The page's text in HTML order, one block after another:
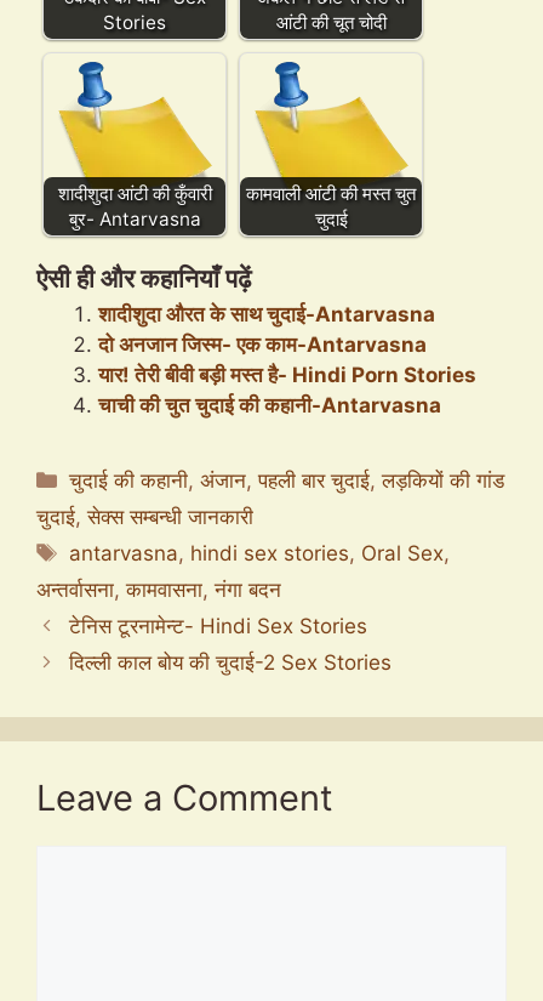
Stories
आंटी की चूत चोदी
शादीशुदा आंटी की कुँवारी
बुर- Antarvasna
कामवाली आंटी की मस्त चुत
चुदाई
ऐसी ही और कहानियाँ पढ़ें
शादीशुदा औरत के साथ चुदाई-Antarvasna
दो अनजान जिस्म- एक काम-Antarvasna
यार! तेरी बीवी बड़ी मस्त है- Hindi Porn Stories
चाची की चुत चुदाई की कहानी-Antarvasna
Categories
चुदाई की कहानी,अंजान,पहली बार चुदाई,लड़कियों की गांड
चुदाई,सेक्स सम्बन्धी जानकारी
Tags
antarvasna, hindi sex stories, Oral Sex,
अन्तर्वासना,कामवासना,नंगा बदन
टेनिस टूरनामेन्ट- Hindi Sex Stories
दिल्ली काल बोय की चुदाई-2 Sex Stories
Leave a Comment